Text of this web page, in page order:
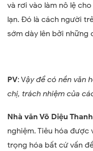
và rơi vào làm nô lệ
lạn. Đó là cách người
sớm dày lên bởi những
PV: Vậy để có nền văn
chị, trách nhiệm của
Nhà văn Võ Diệu Thanh
nghiệm. Tiêu hóa
trọng hóa bất cứ vấn